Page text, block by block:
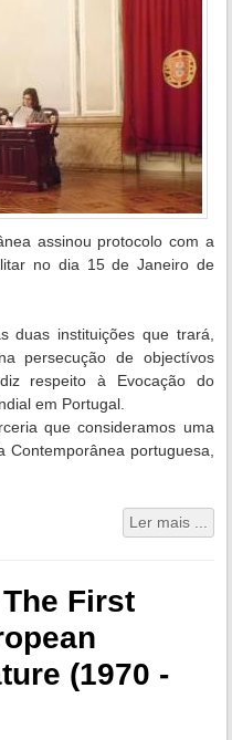
assinou protocolo com a
no dia 15 de Janeiro de
duas instituições que trará,
persecução de objectívos
respeito à Evocação do
em Portugal.
que consideramos uma
portuguesa,
Ler mais ...
First
(1970 -